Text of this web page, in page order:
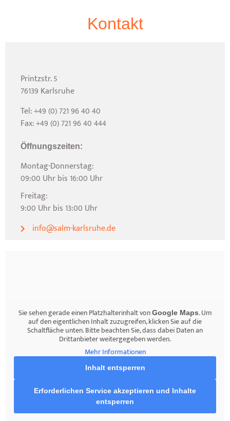
Kontakt
Printzstr. 5
76139 Karlsruhe
Tel: +49 (0) 721 96 40 40
Fax: +49 (0) 721 96 40 444
Öffnungszeiten:
Montag-Donnerstag:
09:00 Uhr bis 16:00 Uhr
Freitag:
9:00 Uhr bis 13:00 Uhr
info@salm-karlsruhe.de
Sie sehen gerade einen Platzhalterinhalt vonGoogle Maps. Um
auf den eigentlichen Inhalt zuzugreifen, klicken Sie auf die
Schaltfläche unten. Bitte beachten Sie, dass dabei Daten an
Drittanbieter weitergegeben werden.
Mehr Informationen
Inhalt entsperren
Erforderlichen Service akzeptieren und Inhalte
entsperren